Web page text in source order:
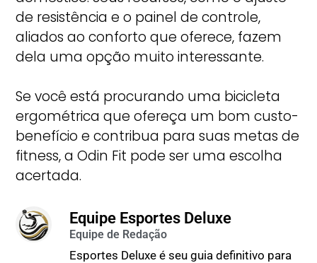
de resistência e o painel de controle,
aliados ao conforto que oferece, fazem
dela uma opção muito interessante.
Se você está procurando uma bicicleta
ergométrica que ofereça um bom custo-
benefício e contribua para suas metas de
fitness, a Odin Fit pode ser uma escolha
acertada.
Equipe Esportes Deluxe
Esportes Deluxe é seu guia definitivo para